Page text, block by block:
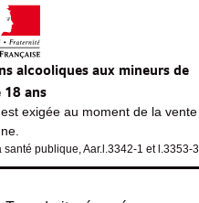
alcooliques aux mineurs de
18 ans
exigée au moment de la vente
santé publique, Aar.l.3342-1 et l.3353-3